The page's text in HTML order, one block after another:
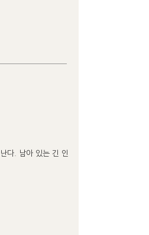
다. 남아 있는 긴 인